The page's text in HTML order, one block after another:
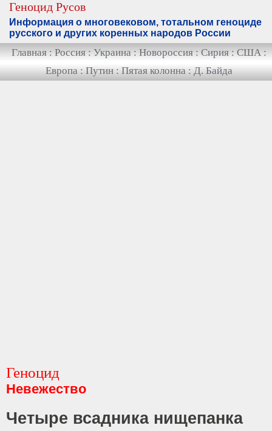
Геноцид Русов
Информация о многовековом, тотальном геноциде
русского и других коренных народов России
Главная : Россия : Украина : Новороссия : Сирия : США :
Европа : Путин : Пятая колонна : Д. Байда
Геноцид
Невежество
Четыре всадника нищепанка